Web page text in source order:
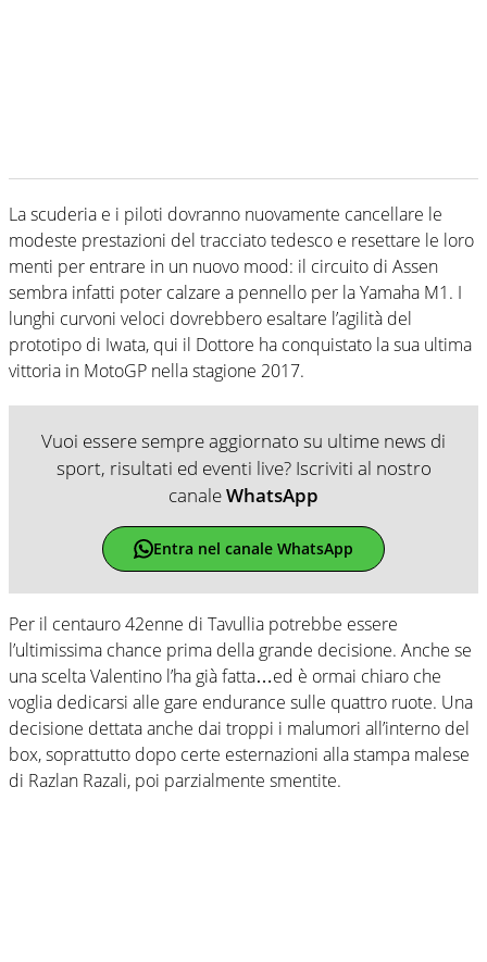
La scuderia e i piloti dovranno nuovamente cancellare le
modeste prestazioni del tracciato tedesco e resettare le loro
menti per entrare in un nuovo mood: il circuito di Assen
sembra infatti poter calzare a pennello per la Yamaha M1. I
lunghi curvoni veloci dovrebbero esaltare l’agilità del
prototipo di Iwata, qui il Dottore ha conquistato la sua ultima
vittoria in MotoGP nella stagione 2017.
Vuoi essere sempre aggiornato su ultime news di
sport, risultati ed eventi live? Iscriviti al nostro
canaleWhatsApp
Entra nel canale WhatsApp
Per il centauro 42enne di Tavullia potrebbe essere
l’ultimissima chance prima della grande decisione. Anche se
una scelta Valentino l’ha già fatta…ed è ormai chiaro che
voglia dedicarsi alle gare endurance sulle quattro ruote. Una
decisione dettata anche dai troppi i malumori all’interno del
box, soprattutto dopo certe esternazioni alla stampa malese
di Razlan Razali, poi parzialmente smentite.